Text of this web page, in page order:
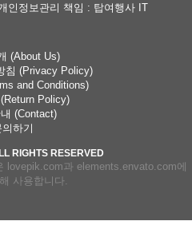
인정보관리 책임 : 탑여행사 IT
(About Us)
침 (Privacy Policy)
and Conditions)
Policy)
(Contact)
의하기
RIGHTS RESERVED
lovepik.com과 elements.envato.com에
사용합니다.